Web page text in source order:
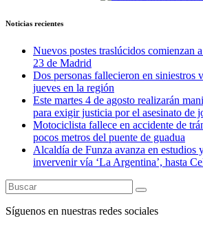
Noticias recientes
Nuevos postes traslúcidos comienzan
23 de Madrid
Dos personas fallecieron en siniestros
jueves en la región
Este martes 4 de agosto realizarán
para exigir justicia por el asesinato de
Motociclista fallece en accidente de
pocos metros del puente de guadua
Alcaldía de Funza avanza en estudios
invervenir vía ‘La Argentina’, hasta
Síguenos en nuestras redes sociales